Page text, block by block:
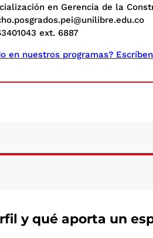
en Gerencia de la
@unilibre.edu.co
ext. 6887
en nuestros programas?
y qué aporta un